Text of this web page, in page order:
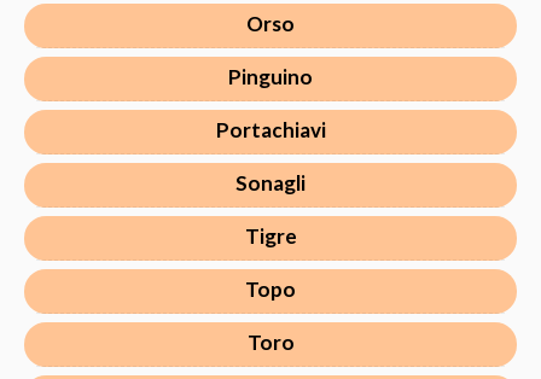
Orso
Pinguino
Portachiavi
Sonagli
Tigre
Topo
Toro